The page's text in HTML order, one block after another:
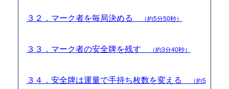
３２．マーク者を毎局決める （約5分50秒）
３３．マーク者の安全牌を残す （約3分40秒）
３４．安全牌は運量で手持ち枚数を変える
（約5